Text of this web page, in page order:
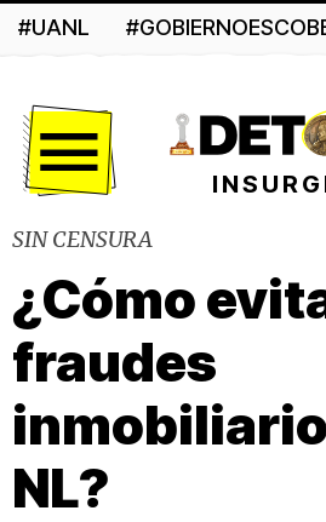
#UANL
SIN CENSURA
¿Cómo
fraudes
NL?